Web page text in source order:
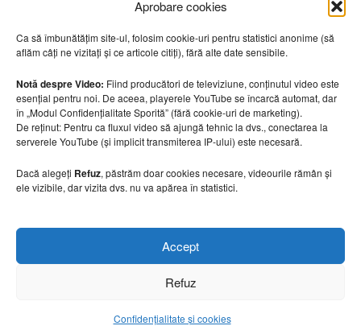
Aprobare cookies
Ca să îmbunătățim site-ul, folosim cookie-uri pentru statistici anonime (să
aflăm câți ne vizitați și ce articole citiți), fără alte date sensibile.
Notă despre Video: Fiind producători de televiziune, conținutul video este
esențial pentru noi. De aceea, playerele YouTube se încarcă automat, dar
în „Modul Confidențialitate Sporită” (fără cookie-uri de marketing).
De reținut: Pentru ca fluxul video să ajungă tehnic la dvs., conectarea la
serverele YouTube (și implicit transmiterea IP-ului) este necesară.
Dacă alegeți Refuz, păstrăm doar cookies necesare, videourile rămân și
ele vizibile, dar vizita dvs. nu va apărea în statistici.
Accept
Refuz
Confidențialitate și cookies
AMENAJĂRI INTERIOARE
126
DESIGN INTERIOR
64
ARHITECTURĂ & DESIGN
OPINII & ANALIZE
43
Articole recomandate
Cele mai impresionante cabane moderne
7 august 2026
Ouse Valley Viaduct, construcția care
7 august 2026